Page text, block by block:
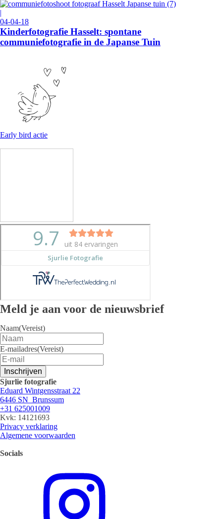
|
04-04-18
Kinderfotografie Hasselt: spontane
communiefotografie in de Japanse Tuin
Early bird actie
Meld je aan voor de nieuwsbrief
Naam(Vereist)
E-mailadres(Vereist)
Inschrijven
Sjurlie fotografie
Eduard Wintgensstraat 22
6446 SN Brunssum
+31 625001009
Kvk: 14121693
Privacy verklaring
Algemene voorwaarden
Socials